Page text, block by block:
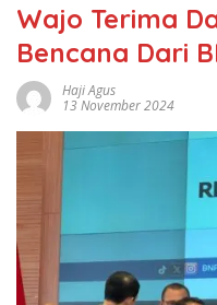
Wajo Terima
Bencana Dari
Haji Agus
13 November 2024